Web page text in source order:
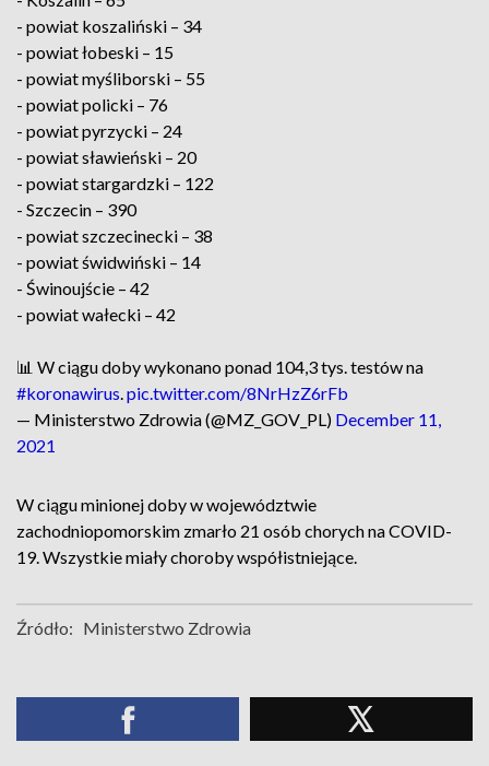
- powiat koszaliński – 34
- powiat łobeski – 15
- powiat myśliborski – 55
- powiat policki – 76
- powiat pyrzycki – 24
- powiat sławieński – 20
- powiat stargardzki – 122
- Szczecin – 390
- powiat szczecinecki – 38
- powiat świdwiński – 14
- Świnoujście – 42
- powiat wałecki – 42
📊 W ciągu doby wykonano ponad 104,3 tys. testów na
#koronawirus.pic.twitter.com/8NrHzZ6rFb
— Ministerstwo Zdrowia (@MZ_GOV_PL) December 11,
2021
W ciągu minionej doby w województwie
zachodniopomorskim zmarło 21 osób chorych na COVID-
19. Wszystkie miały choroby współistniejące.
Źródło: Ministerstwo Zdrowia